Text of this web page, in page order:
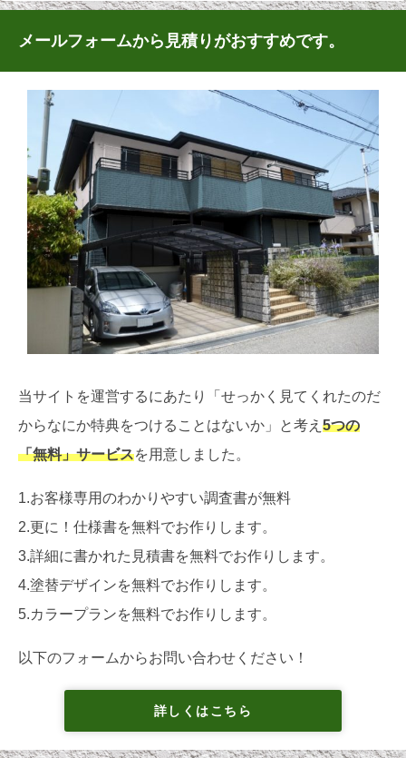
メールフォームから見積りがおすすめです。
当サイトを運営するにあたり「せっかく見てくれたのだ
からなにか特典をつけることはないか」と考え 5つの
「無料」サービスを用意しました。
1.お客様専用のわかりやすい調査書が無料
2.更に！仕様書を無料でお作りします。
3.詳細に書かれた見積書を無料でお作りします。
4.塗替デザインを無料でお作りします。
5.カラープランを無料でお作りします。
以下のフォームからお問い合わせください！
詳しくはこちら